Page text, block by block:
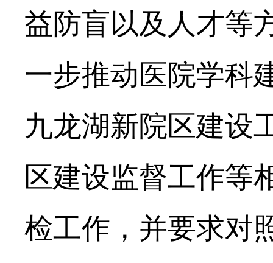
益防盲以及人才等
一步推动医院学科
九龙湖新院区建设
区建设监督工作等
检工作，并要求对